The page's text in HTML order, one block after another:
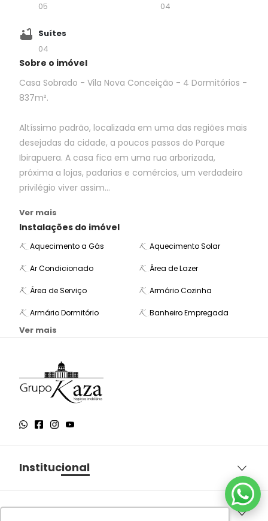
05
04
Suítes
04
Sobre o imóvel
Casa Sobrado - Vila Nova Conceição - 4 Dormitórios -
837m².
Altíssimo padrão, localizada em uma das regiões mais
desejadas da cidade, a poucos passos do Parque
Ibirapuera. A casa fica em uma rua arborizada,
próxima a lojas, padarias e comércios, um verdadeiro
privilégio viver assim...
Ver mais
Instalações do imóvel
Aquecimento a Gás Aquecimento Solar
Ar Condicionado Área de Lazer
Área de Serviço Armário Cozinha
Armário Dormitório Banheiro Empregada
Ver mais
Institucional
Aqui você encontra